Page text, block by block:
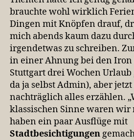
brauchte wohl wirklich
Dingen mit Knöpfen drauf,
mich abends kaum dazu
irgendetwas zu schreiben.
in einer Ahnung bei den Iron
Stuttgart drei Wochen
da ja selbst Admin), aber
nachträglich alles erzählen.
klassischen Sinne waren
haben ein paar Ausflüge mit
Stadtbesichtigungen